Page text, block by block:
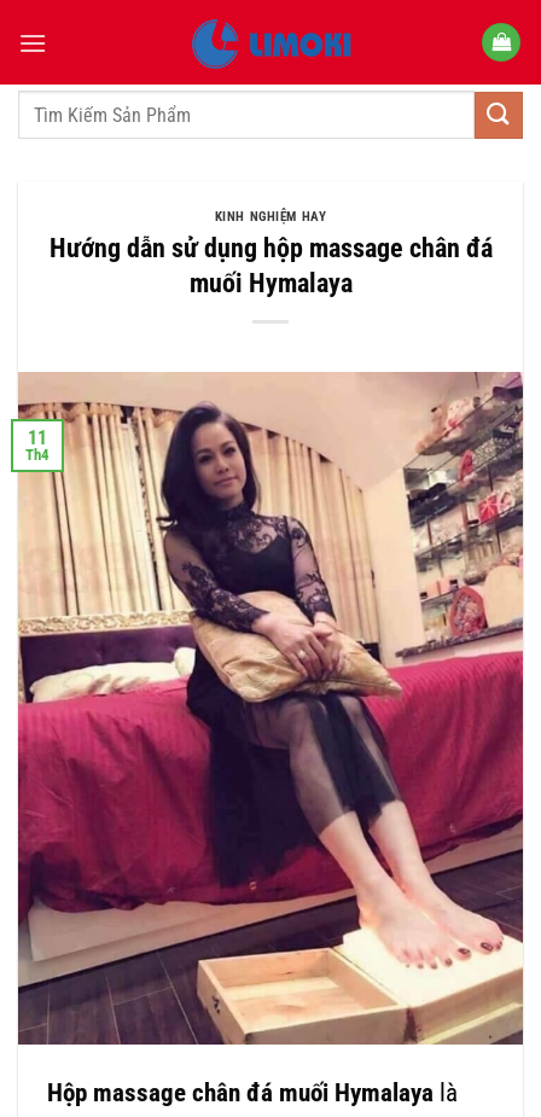
qua
dungTìm
KINH NGHIỆM HAY
Hướng dẫn sử dụng hộp massage chân đá
muối Hymalaya
11
Th4
Hộp massage chân đá muối Hymalaya là